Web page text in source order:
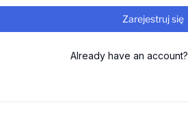
Zarejestruj się
Already have an account?